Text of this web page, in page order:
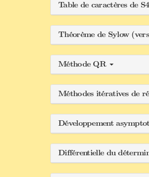
Table de caractères de
Théorème de Sylow
Méthode QR
Méthodes itératives de
Développement
Différentielle du